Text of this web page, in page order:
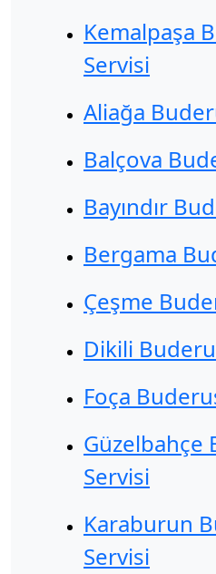
Kemalpaşa
Servisi
Aliağa
Balçova
Bayındır
Bergama
Çeşme
Dikili
Foça
Güzelbahçe
Servisi
Karaburun
Servisi